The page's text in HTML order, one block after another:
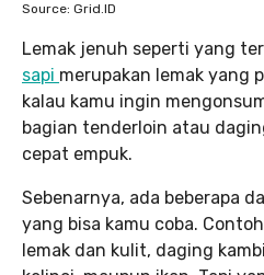
Source: Grid.ID
Lemak jenuh seperti yang
sapi merupakan lemak yang
kalau kamu ingin
bagian tenderloin atau
cepat empuk.
Sebenarnya, ada beberapa
yang bisa kamu coba.
lemak dan kulit, daging